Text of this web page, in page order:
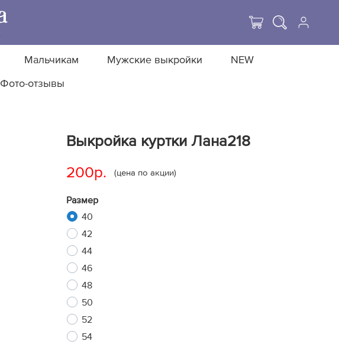
Мальчикам Мужские выкройки NEW
Фото-отзывы
Next
Выкройка куртки Лана218
200р. (цена по акции)
Размер
40
42
44
46
48
50
52
54